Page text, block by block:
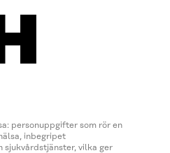
personuppgifter som rör en
inbegripet
sjukvårdstjänster, vilka ger